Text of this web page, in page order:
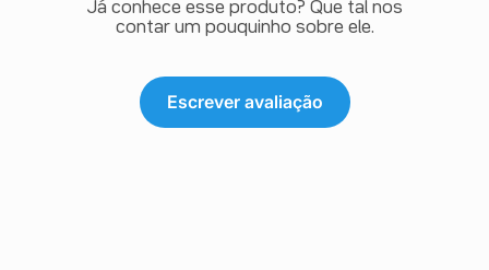
Já conhece esse produto? Que tal nos
contar um pouquinho sobre ele.
Escrever avaliação